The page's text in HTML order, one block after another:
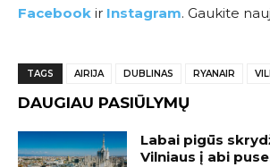
Facebook ir Instagram. Gaukite
TAGS AIRIJA DUBLINAS RYANAIR
DAUGIAU PASIŪLYMŲ
Labai pigūs
Vilniaus į abi